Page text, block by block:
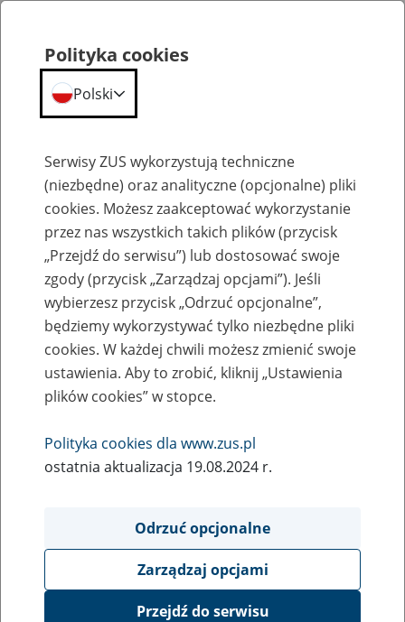
Szkolenia
Zaproś ZUS do siebie - zakładanie profili
eZUS w siedzibie Twojej firmy
Rodzaj wydarzenia
Szkolenia
Obszar merytoryczny
obsługa klientów
Opis wydarzenia
Polityka cookies
Polski
Serwisy ZUS wykorzystują techniczne
(niezbędne) oraz analityczne (opcjonalne) pliki
cookies. Możesz zaakceptować wykorzystanie
przez nas wszystkich takich plików (przycisk
„Przejdź do serwisu”) lub dostosować swoje
zgody (przycisk „Zarządzaj opcjami”). Jeśli
wybierzesz przycisk „Odrzuć opcjonalne”,
będziemy wykorzystywać tylko niezbędne pliki
cookies. W każdej chwili możesz zmienić swoje
ustawienia. Aby to zrobić, kliknij „Ustawienia
plików cookies” w stopce.
Polityka cookies dla www.zus.pl
ostatnia aktualizacja 19.08.2024 r.
Odrzuć opcjonalne
Zarządzaj opcjami
Przejdź do serwisu